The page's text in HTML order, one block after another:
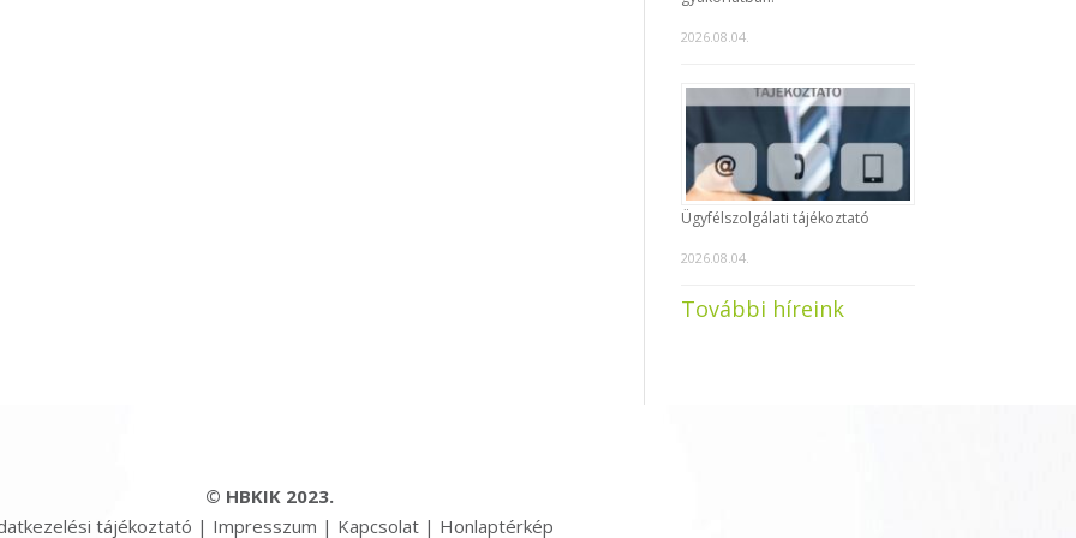
2026.08.04.
Ügyfélszolgálati tájékoztató
2026.08.04.
További híreink
© HBKIK 2023.
tájékoztató | Impresszum | Kapcsolat| Honlaptérkép